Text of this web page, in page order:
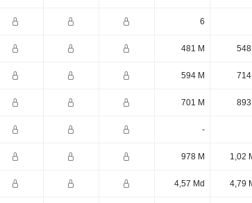
6
481 M 548
594 M 714
701 M 893
-
978 M 1,02
4,57 Md 4,79